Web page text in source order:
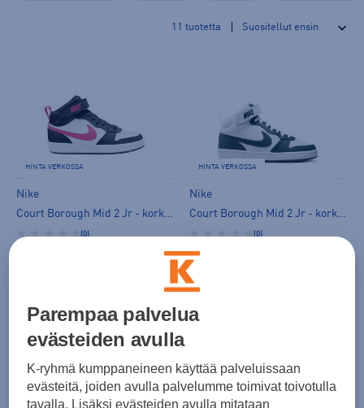
11 tuotetta
HINTA VERKOSSA
Nike
Court Borough Mid 2 Jr - korkeavartiset tennarit
(0)
HINTA VERKOSSA
Nike
Court Borough Mid 2 Jr - korkeavartiset tennarit
(0)
59,99 €
Norm. hinta:
Parempaa palvelua
evästeiden avulla
K-ryhmä kumppaneineen käyttää palveluissaan
evästeitä, joiden avulla palvelumme toimivat toivotulla
tavalla. Lisäksi evästeiden avulla mitataan